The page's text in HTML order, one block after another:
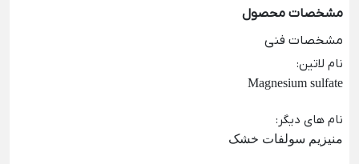
مشخصات محصول
مشخصات فنی
نام لاتین:
Magnesium sulfate
نام های دیگر :
منیزیم سولفات خشک